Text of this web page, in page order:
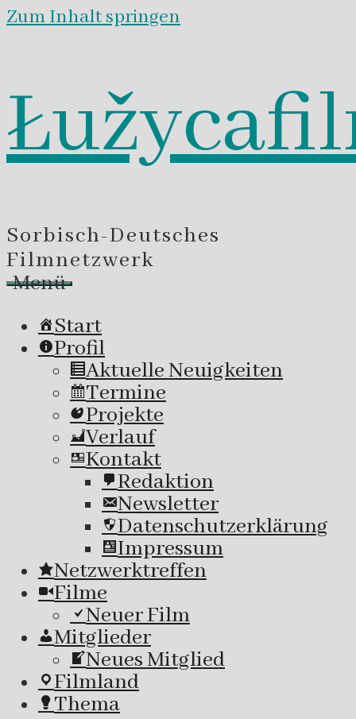
Zum Inhalt springen
Sorbisch-Deutsches
Filmnetzwerk
Menü
Start
Profil
Aktuelle Neuigkeiten
Termine
Projekte
Verlauf
Kontakt
Redaktion
Newsletter
Datenschutzerklärung
Impressum
Netzwerktreffen
Filme
Neuer Film
Mitglieder
Neues Mitglied
Filmland
Thema